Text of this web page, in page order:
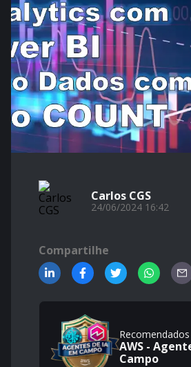
Carlos CGS
24/06/2024 16:42
Compartilhe
AWS -
Campo